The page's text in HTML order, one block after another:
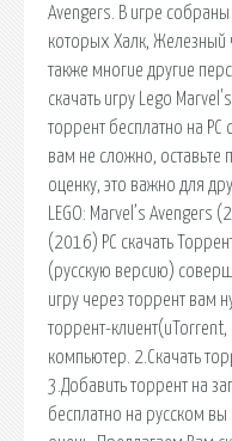
Avengers. В игре
которых Халк, Железный
также многие другие
скачать игру Lego
торрент бесплатно на
вам не сложно, оставьте
оценку, это важно для
LEGO: Marvel’s Avengers
(2016) PC скачать
(русскую версию)
игру через торрент вам
торрент-
компьютер. 2.Скачать
3.Добавить торрент на
бесплатно на русском